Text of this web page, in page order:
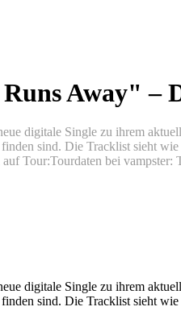
Away" –
digitale Single zu ihrem
sind. Die Tracklist sieht
Tour:Tourdaten bei vampster:
digitale Single zu ihrem
sind. Die Tracklist sieht